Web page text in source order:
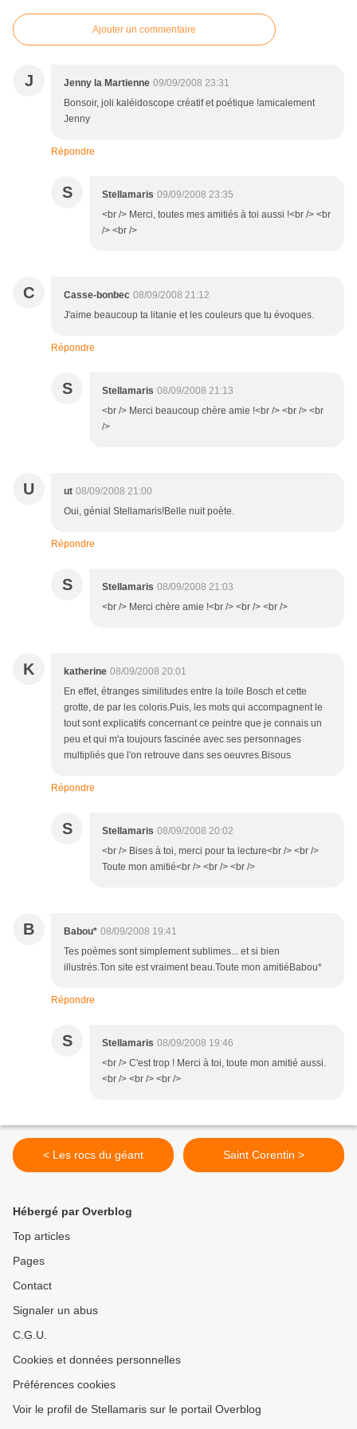
Ajouter un commentaire
J Jenny la Martienne 09/09/2008 23:31
Bonsoir, joli kaléidoscope créatif et poétique !amicalement
Jenny
Répondre
S Stellamaris 09/09/2008 23:35
<br /> Merci, toutes mes amitiés à toi aussi !<br /> <br
/> <br />
C Casse-bonbec 08/09/2008 21:12
J'aime beaucoup ta litanie et les couleurs que tu évoques.
Répondre
S Stellamaris 08/09/2008 21:13
<br /> Merci beaucoup chère amie !<br /> <br /> <br
/>
U ut 08/09/2008 21:00
Oui, génial Stellamaris!Belle nuit poète.
Répondre
S Stellamaris 08/09/2008 21:03
<br /> Merci chère amie !<br /> <br /> <br />
K katherine 08/09/2008 20:01
En effet, étranges similitudes entre la toile Bosch et cette
grotte, de par les coloris.Puis, les mots qui accompagnent le
tout sont explicatifs concernant ce peintre que je connais un
peu et qui m'a toujours fascinée avec ses personnages
multipliés que l'on retrouve dans ses oeuvres.Bisous
Répondre
S Stellamaris 08/09/2008 20:02
<br /> Bises à toi, merci pour ta lecture<br /> <br />
Toute mon amitié<br /> <br /> <br />
B Babou* 08/09/2008 19:41
Tes poèmes sont simplement sublimes... et si bien
illustrés.Ton site est vraiment beau.Toute mon amitiéBabou*
Répondre
S Stellamaris 08/09/2008 19:46
<br /> C'est trop ! Merci à toi, toute mon amitié aussi.
<br /> <br /> <br />
< Les rocs du géant Saint Corentin >
Hébergé par Overblog
Top articles
Pages
Contact
Signaler un abus
C.G.U.
Cookies et données personnelles
Préférences cookies
Voir le profil de Stellamaris sur le portail Overblog